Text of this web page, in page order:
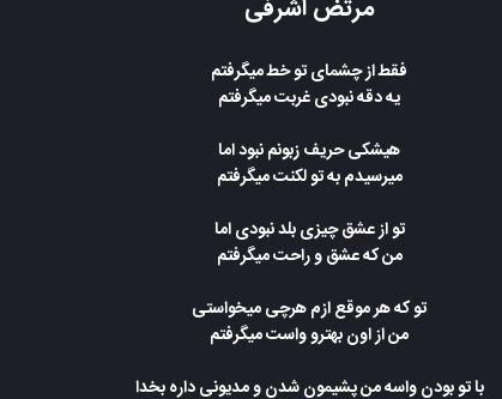
مرتض اشرفی
ﻓﻘﻄ از ﭼﺸﻤﺎی ﺗﻮ ﺧﻄ ﻣﻴﮕﺮﻓﺘﻢ
ﻳﻪ دﻗﻪ ﻧﺒﻮدی ﻏﺮﺑﺖ ﻣﻴﮕﺮﻓﺘﻢ
ﻫﻴﺸﻜﻰ ﺣﺮﻳﻒ زﺑﻮﻧﻢ ﻧﺒﻮد اﻣﺎ
ﻣﻴﺮﺳﻴﺪم ﺑﻪ ﺗﻮ ﻟﻜﻨﺖ ﻣﻴﮕﺮﻓﺘﻢ
ﺗﻮ از ﻋﺸﻖ ﭼﻴﺰی ﺑﻠﺪ ﻧﺒﻮدی اﻣﺎ
ﻣﻦ ﻛﻪ ﻋﺸﻖ و راﺣﺖ ﻣﻴﮕﺮﻓﺘﻢ
ﺗﻮ ﻛﻪ ﻫﺮ ﻣﻮﻗﻊ ازم ﻫﺮﭼﻰ ﻣﻴﺨﻮاﺳﺘﻰ
ﻣﻦ از اون ﺑﻬﺘﺮو واﺳﺖ ﻣﻴﮕﺮﻓﺘﻢ
ﺑﺎ ﺗﻮ ﺑﻮدن واﺳﻪ ﻣﻦ ﭘﺸﻴﻤﻮن ﺷﺪن و ﻣﺪﻳﻮﻧﻰ داره ﺑﺨﺪا